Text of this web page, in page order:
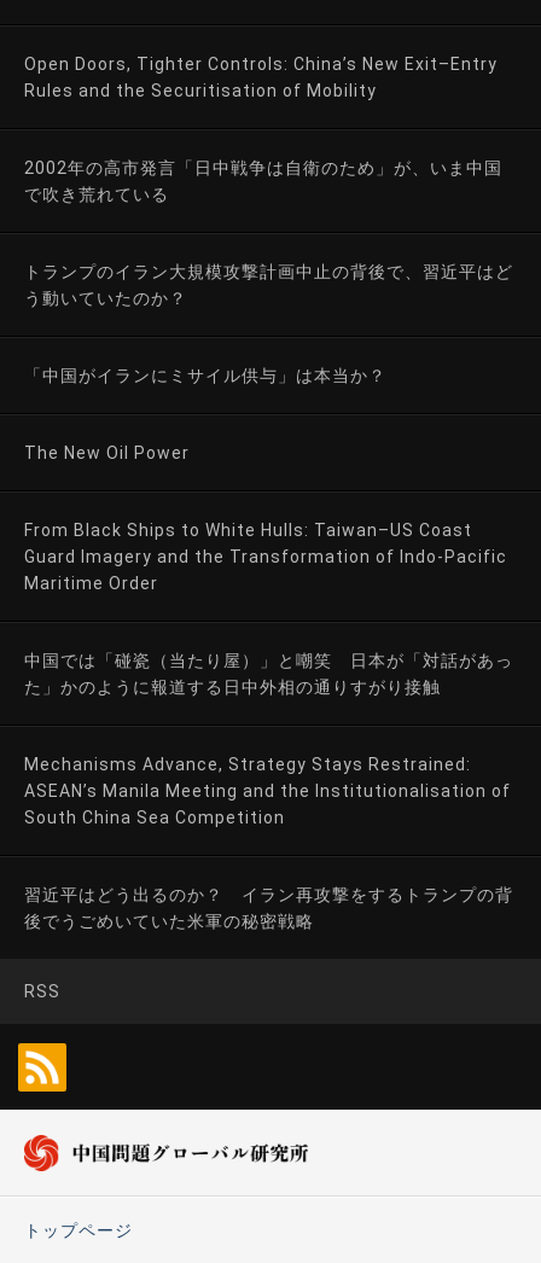
Open Doors, Tighter Controls: China’s New Exit–Entry
Rules and the Securitisation of Mobility
2002年の高市発言「日中戦争は自衛のため」が、いま中国
で吹き荒れている
トランプのイラン大規模攻撃計画中止の背後で、習近平はど
う動いていたのか？
「中国がイランにミサイル供与」は本当か？
The New Oil Power
From Black Ships to White Hulls: Taiwan–US Coast
Guard Imagery and the Transformation of Indo-Pacific
Maritime Order
中国では「碰瓷（当たり屋）」と嘲笑 日本が「対話があっ
た」かのように報道する日中外相の通りすがり接触
Mechanisms Advance, Strategy Stays Restrained:
ASEAN’s Manila Meeting and the Institutionalisation of
South China Sea Competition
習近平はどう出るのか？ イラン再攻撃をするトランプの背
後でうごめいていた米軍の秘密戦略
RSS
トップページ